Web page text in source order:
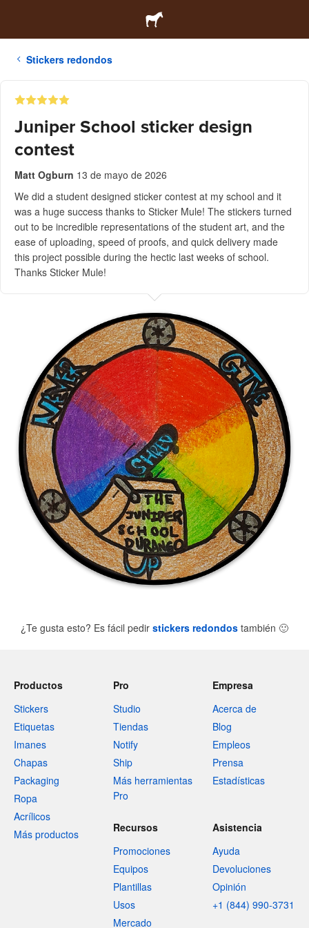
Stickers redondos
Juniper School sticker design
contest
Matt Ogburn 13 de mayo de 2026
We did a student designed sticker contest at my school and it
was a huge success thanks to Sticker Mule! The stickers turned
out to be incredible representations of the student art, and the
ease of uploading, speed of proofs, and quick delivery made
this project possible during the hectic last weeks of school.
Thanks Sticker Mule!
¿Te gusta esto? Es fácil pedir stickers redondos también 🙂
Productos
Stickers
Etiquetas
Imanes
Chapas
Packaging
Ropa
Acrílicos
Más productos
Pro
Studio
Tiendas
Notify
Ship
Más herramientas
Pro
Empresa
Acerca de
Blog
Empleos
Prensa
Estadísticas
Recursos
Promociones
Equipos
Plantillas
Usos
Mercado
Asistencia
Ayuda
Devoluciones
Opinión
+1 (844) 990-3731